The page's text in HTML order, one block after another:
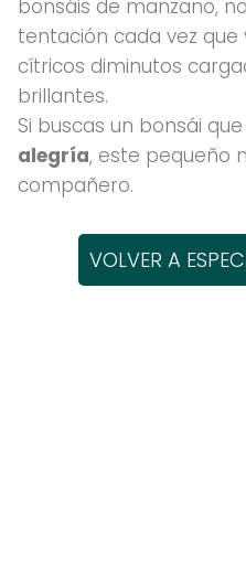
bonsáis de manzano,
tentación cada vez que
cítricos diminutos
brillantes.
Si buscas un bonsái que
alegría, este pequeño
compañero.
VOLVER A